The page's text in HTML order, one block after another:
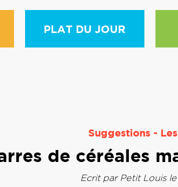
PLAT DU JOUR
Suggestions-
de céréales
Ecrit par Petit Louisle